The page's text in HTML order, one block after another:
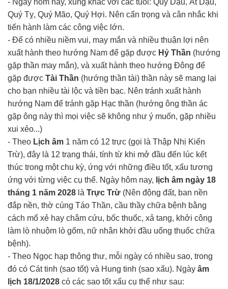
Quý Tỵ, Quý Mão, Quý Hợi. Nên cẩn trọng và cân nhắc khi
tiến hành làm các công việc lớn.
- Để có nhiều niềm vui, may mắn và nhiều thuận lợi nên
xuất hành theo hướng Nam để gặp được Hỷ Thần (hướng
gặp thần may mắn), và xuất hành theo hướng Đông để
gặp được Tài Thần (hướng thần tài) thần này sẽ mang lại
cho bạn nhiều tài lộc và tiền bạc. Nên tránh xuất hành
hướng Nam để tránh gặp Hạc thần (hướng ông thần ác
gặp ông này thì mọi việc sẽ không như ý muốn, gặp nhiều
xui xẻo...)
- Theo Lịch âm 1 năm có 12 trực (gọi là Thập Nhị Kiến
Trừ), đây là 12 trạng thái, tính từ khi mở đầu đến lúc kết
thúc trong một chu kỳ, ứng với những điều tốt, xấu tương
ứng với từng việc cụ thể. Ngày hôm nay, lịch âm ngày 18
tháng 1 năm 2028 là Trực Trừ (Nên động đất, ban nền
đắp nền, thờ cúng Táo Thần, cầu thầy chữa bệnh bằng
cách mổ xẻ hay châm cứu, bốc thuốc, xả tang, khởi công
làm lò nhuộm lò gốm, nữ nhân khởi đầu uống thuốc chữa
bệnh).
- Theo Ngọc hạp thông thư, mỗi ngày có nhiều sao, trong
đó có Cát tinh (sao tốt) và Hung tinh (sao xấu). Ngày âm
lịch 18/1/2028 có các sao tốt xấu cụ thể như sau: